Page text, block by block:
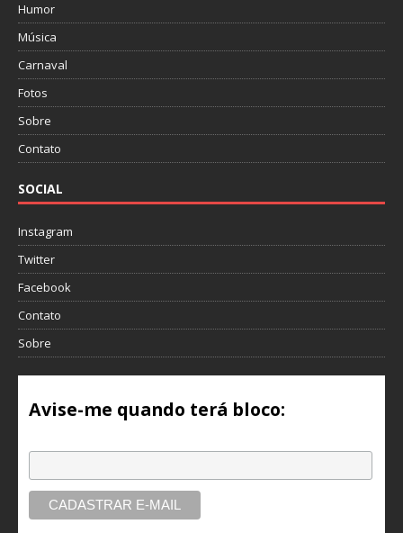
Humor
Música
Carnaval
Fotos
Sobre
Contato
SOCIAL
Instagram
Twitter
Facebook
Contato
Sobre
Avise-me quando terá bloco: